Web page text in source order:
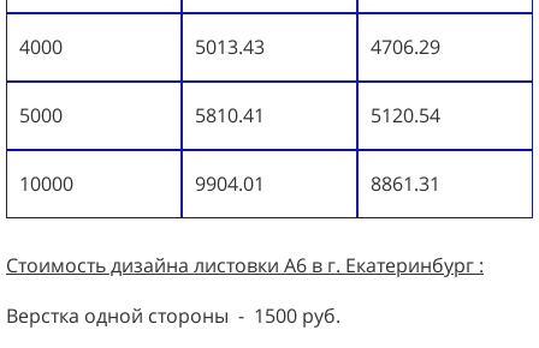
4000 5013.43 4706.29
5000 5810.41 5120.54
10000 9904.01 8861.31
Стоимость дизайна листовки А6 в г. Екатеринбург :
Верстка одной стороны - 1500 руб.